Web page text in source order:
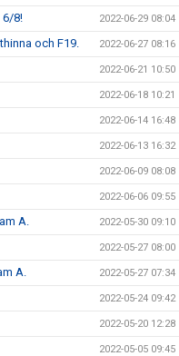
6/8! 2022-06-29 08:04
och F19. 2022-06-27 08:16
2022-06-21 10:50
2022-06-18 10:21
2022-06-14 16:48
2022-06-13 16:32
2022-06-09 08:08
2022-06-06 09:55
A. 2022-05-30 09:10
2022-05-27 08:00
A. 2022-05-27 07:34
2022-05-24 09:42
2022-05-20 12:28
2022-05-05 09:45